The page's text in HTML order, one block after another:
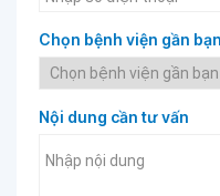
Chọn bệnh viện gần
Nội dung cần tư vấn